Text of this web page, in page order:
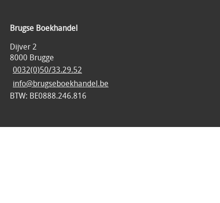
Brugse Boekhandel
Dijver 2
8000 Brugge
0032(0)50/33.29.52
info@brugseboekhandel.be
BTW: BE0888.246.816